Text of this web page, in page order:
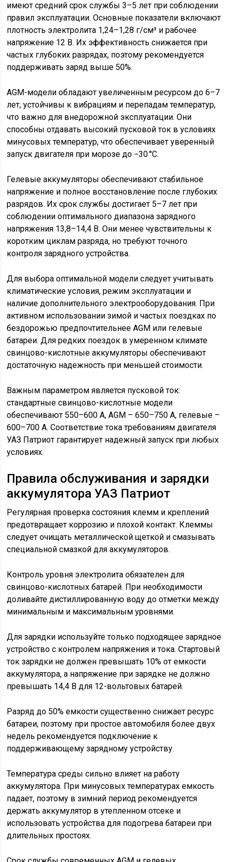
имеют средний срок службы 3–5 лет при соблюдении
правил эксплуатации. Основные показатели включают
плотность электролита 1,24–1,28 г/см³ и рабочее
напряжение 12 В. Их эффективность снижается при
частых глубоких разрядах, поэтому рекомендуется
поддерживать заряд выше 50%.
AGM-модели обладают увеличенным ресурсом до 6–7
лет, устойчивы к вибрациям и перепадам температур,
что важно для внедорожной эксплуатации. Они
способны отдавать высокий пусковой ток в условиях
минусовых температур, что обеспечивает уверенный
запуск двигателя при морозе до −30 °C.
Гелевые аккумуляторы обеспечивают стабильное
напряжение и полное восстановление после глубоких
разрядов. Их срок службы достигает 5–7 лет при
соблюдении оптимального диапазона зарядного
напряжения 13,8–14,4 В. Они менее чувствительны к
коротким циклам разряда, но требуют точного
контроля зарядного устройства.
Для выбора оптимальной модели следует учитывать
климатические условия, режим эксплуатации и
наличие дополнительного электрооборудования. При
активном использовании зимой и частых поездках по
бездорожью предпочтительнее AGM или гелевые
батареи. Для редких поездок в умеренном климате
свинцово-кислотные аккумуляторы обеспечивают
достаточную надежность при меньшей стоимости.
Важным параметром является пусковой ток:
стандартные свинцово-кислотные модели
обеспечивают 550–600 А, AGM – 650–750 А, гелевые –
600–700 А. Соответствие тока требованиям двигателя
УАЗ Патриот гарантирует надежный запуск при любых
условиях.
Правила обслуживания и зарядки
аккумулятора УАЗ Патриот
Регулярная проверка состояния клемм и креплений
предотвращает коррозию и плохой контакт. Клеммы
следует очищать металлической щеткой и смазывать
специальной смазкой для аккумуляторов.
Контроль уровня электролита обязателен для
свинцово-кислотных батарей. При необходимости
доливайте дистиллированную воду до отметки между
минимальным и максимальным уровнями.
Для зарядки используйте только подходящее зарядное
устройство с контролем напряжения и тока. Стартовый
ток зарядки не должен превышать 10% от емкости
аккумулятора, а напряжение при зарядке не должно
превышать 14,4 В для 12-вольтовых батарей.
Разряд до 50% емкости существенно снижает ресурс
батареи, поэтому при простое автомобиля более двух
недель рекомендуется подключение к
поддерживающему зарядному устройству.
Температура среды сильно влияет на работу
аккумулятора. При минусовых температурах емкость
падает, поэтому в зимний период рекомендуется
держать аккумулятор в утепленном отсеке и
использовать устройства для подогрева батареи при
длительных простоях.